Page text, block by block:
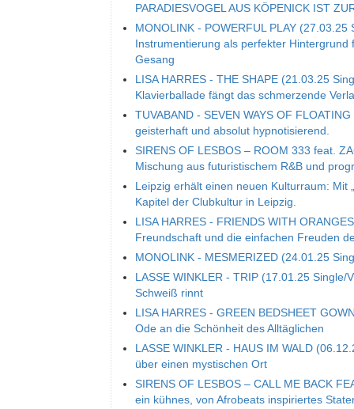
PARADIESVOGEL AUS KÖPENICK IST
MONOLINK - POWERFUL PLAY
Instrumentierung als perfekter
Gesang
LISA HARRES - THE SHAPE (21.03.25
Klavierballade fängt das schmerzende
TUVABAND - SEVEN WAYS OF
geisterhaft und absolut hypnotisierend.
SIRENS OF LESBOS – ROOM 333 feat.
Mischung aus futuristischem R&B und
Leipzig erhält einen neuen Kulturraum: Mit
Kapitel der Clubkultur in Leipzig.
LISA HARRES - FRIENDS WITH
Freundschaft und die einfachen Freuden
MONOLINK - MESMERIZED (24.01.25
LASSE WINKLER - TRIP (17.01.25
Schweiß rinnt
LISA HARRES - GREEN BEDSHEET
Ode an die Schönheit des Alltäglichen
LASSE WINKLER - HAUS IM WALD
über einen mystischen Ort
SIRENS OF LESBOS – CALL ME BACK
ein kühnes, von Afrobeats inspiriertes